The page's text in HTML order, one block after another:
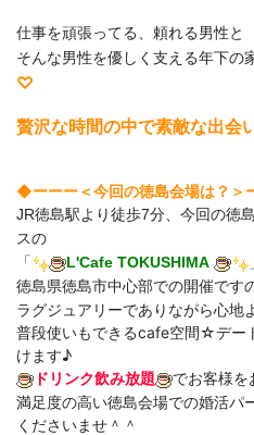
仕事を頑張ってる、頼れる男性と
そんな男性を優しく支える年下の
♡
贅沢な時間の中で素敵な出会
◆ーーー＜今回の徳島会場は？＞
JR徳島駅より徒歩7分、今回の徳
スの
「
L'Cafe TOKUSHIMA
徳島県徳島市中心部での開催です
ラグジュアリーでありながら心地
普段使いもできるcafe空間☆デー
けます♪
ドリンク飲み放題 でお客様を
満足度の高い徳島会場での婚活パ
くださいませ＾＾